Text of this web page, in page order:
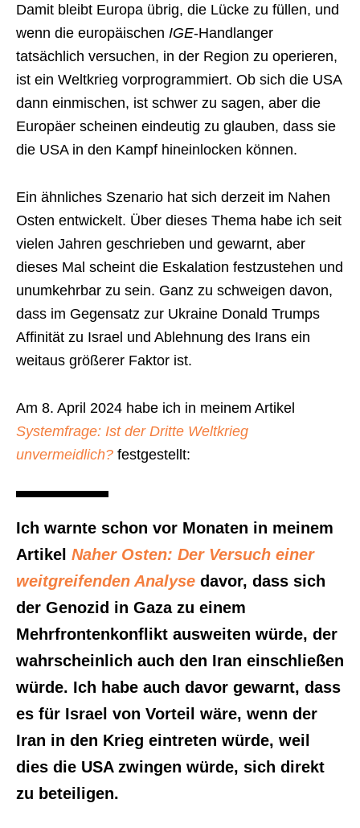
Damit bleibt Europa übrig, die Lücke zu füllen, und
wenn die europäischen IGE-Handlanger
tatsächlich versuchen, in der Region zu operieren,
ist ein Weltkrieg vorprogrammiert. Ob sich die USA
dann einmischen, ist schwer zu sagen, aber die
Europäer scheinen eindeutig zu glauben, dass sie
die USA in den Kampf hineinlocken können.
Ein ähnliches Szenario hat sich derzeit im Nahen
Osten entwickelt. Über dieses Thema habe ich seit
vielen Jahren geschrieben und gewarnt, aber
dieses Mal scheint die Eskalation festzustehen und
unumkehrbar zu sein. Ganz zu schweigen davon,
dass im Gegensatz zur Ukraine Donald Trumps
Affinität zu Israel und Ablehnung des Irans ein
weitaus größerer Faktor ist.
Am 8. April 2024 habe ich in meinem Artikel
Systemfrage: Ist der Dritte Weltkrieg
unvermeidlich? festgestellt:
Ich warnte schon vor Monaten in meinem
Artikel Naher Osten: Der Versuch einer
weitgreifenden Analyse davor, dass sich
der Genozid in Gaza zu einem
Mehrfrontenkonflikt ausweiten würde, der
wahrscheinlich auch den Iran einschließen
würde. Ich habe auch davor gewarnt, dass
es für Israel von Vorteil wäre, wenn der
Iran in den Krieg eintreten würde, weil
dies die USA zwingen würde, sich direkt
zu beteiligen.